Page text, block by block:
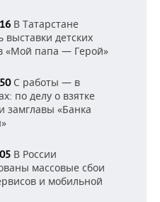
В Татарстане
выставки детских
«Мой папа — Герой»
С работы — в
по делу о взятке
замглавы «Банка
В России
массовые сбои
и мобильной